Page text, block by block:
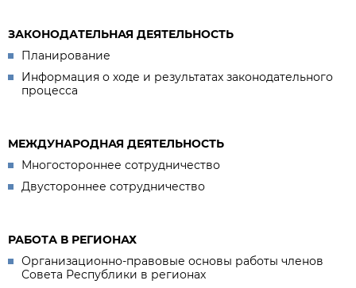
ЗАКОНОДАТЕЛЬНАЯ ДЕЯТЕЛЬНОСТЬ
Планирование
Информация о ходе и результатах законодательного
процесса
МЕЖДУНАРОДНАЯ ДЕЯТЕЛЬНОСТЬ
Многостороннее сотрудничество
Двустороннее сотрудничество
РАБОТА В РЕГИОНАХ
Организационно-правовые основы работы членов
Совета Республики в регионах